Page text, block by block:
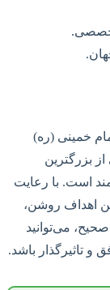
تخصصی.
خمینی (ره)
بزرگترین
است. با رعایت
اهداف روشن،
می‌توانید
و تاثیرگذار باشد.